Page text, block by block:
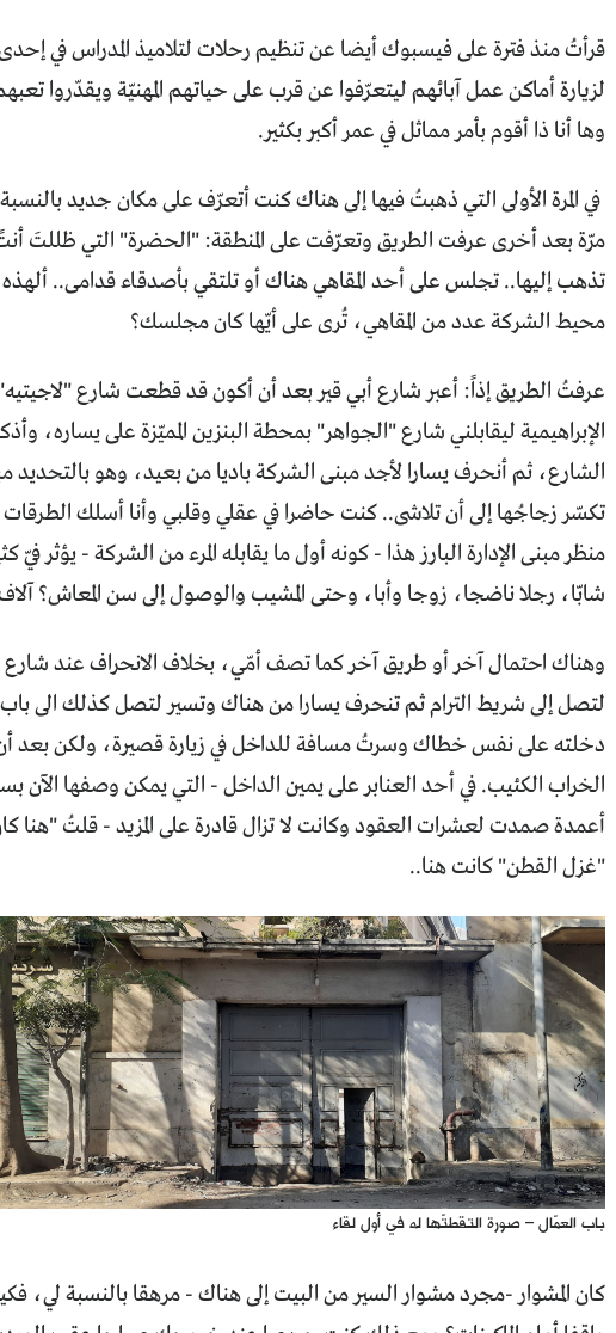
قرأتُ منذ فترة على فيسبوك أيضا عن تنظيم رحلات لتلاميذ المدراس في
لزيارة أماكن عمل آبائهم ليتعرّفوا عن قرب على حياتهم المهنيّة ويقدّروا
وها أنا ذا أقوم بأمر مماثل في عمر أكبر بكثير.
في المرة الأولى التي ذهبتُ فيها إلى هناك كنت أتعرّف على مكان جديد
مرّة بعد أخرى عرفت الطريق وتعرّفت على المنطقة: "الحضرة" التي ظللتَ
تذهب إليها.. تجلس على أحد المقاهي هناك أو تلتقي بأصدقاء قدامى.. ألهذه
محيط الشركة عدد من المقاهي، تُرى على أيّها كان مجلسك؟
عرفتُ الطريق إذاً: أعبر شارع أبي قير بعد أن أكون قد قطعت شارع
الإبراهيمية ليقابلني شارع "الجواهر" بمحطة البنزين المميّزة على يساره،
الشارع، ثم أنحرف يسارا لأجد مبنى الشركة باديا من بعيد، وهو بالتحديد
تكسّر زجاجُها إلى أن تلاشى.. كنت حاضرا في عقلي وقلبي وأنا أسلك
منظر مبنى الإدارة البارز هذا - كونه أول ما يقابله المرء من الشركة - يؤثر فيّ
شابّا، رجلا ناضجا، زوجا وأبا، وحتى المشيب والوصول إلى سن المعاش؟
وهناك احتمال آخر أو طريق آخر كما تصف أمّي، بخلاف الانحراف عند شارع
لتصل إلى شريط الترام ثم تنحرف يسارا من هناك وتسير لتصل كذلك الى
دخلته على نفس خطاك وسرتُ مسافة للداخل في زيارة قصيرة، ولكن بعد أن
الخراب الكئيب. في أحد العنابر على يمين الداخل - التي يمكن وصفها الآن
أعمدة صمدت لعشرات العقود وكانت لا تزال قادرة على المزيد - قلتُ "هنا
"غزل القطن" كانت هنا..
باب العمّال – صورة التقطتّها له في أول لقاء
كان المشوار -مجرد مشوار السير من البيت إلى هناك - مرهقا بالنسبة لي،